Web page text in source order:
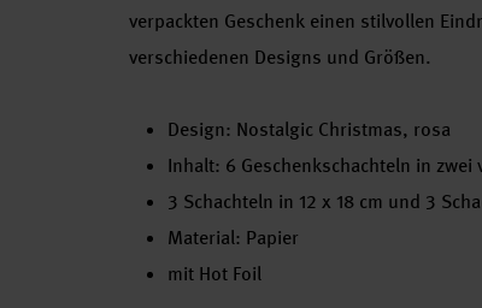
verpackten Geschenk einen stilvollen
verschiedenen Designs und Größen.
Design: Nostalgic Christmas, rosa
Inhalt: 6 Geschenkschachteln in zwei
3 Schachteln in 12 x 18 cm und 3
Material: Papier
mit Hot Foil